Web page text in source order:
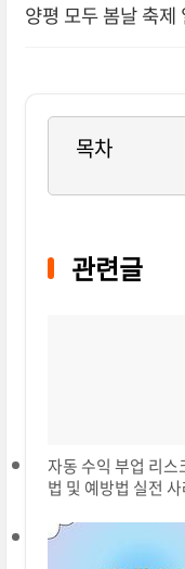
양평 모두 봄날 축제
목차
관련글
자동 수익 부업 리스
법 및 예방법 실전